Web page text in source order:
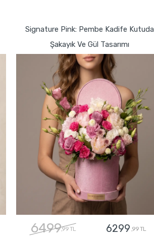
Signature Pink: Pembe Kadife Kutuda
Şakayık Ve Gül Tasarımı
6499,99 TL 6299 ,99 TL